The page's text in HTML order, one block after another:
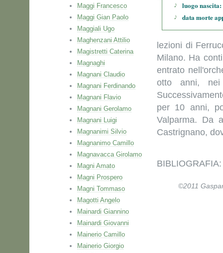
Maggi Francesco
Maggi Gian Paolo
Maggiali Ugo
Maghenzani Attilio
Magistretti Caterina
Magnaghi
Magnani Claudio
Magnani Ferdinando
Magnani Flavio
Magnani Gerolamo
Magnani Luigi
Magnanimi Silvio
Magnanimo Camillo
Magnavacca Girolamo
Magni Amato
Magni Prospero
Magni Tommaso
Magotti Angelo
Mainardi Giannino
Mainardi Giovanni
Mainerio Camillo
Mainerio Giorgio
luogo nascita:
data morte
lezioni di
Milano. Ha
entrato
otto anni,
per 10 anni,
Valparma. Da
Castrignano,
©2011